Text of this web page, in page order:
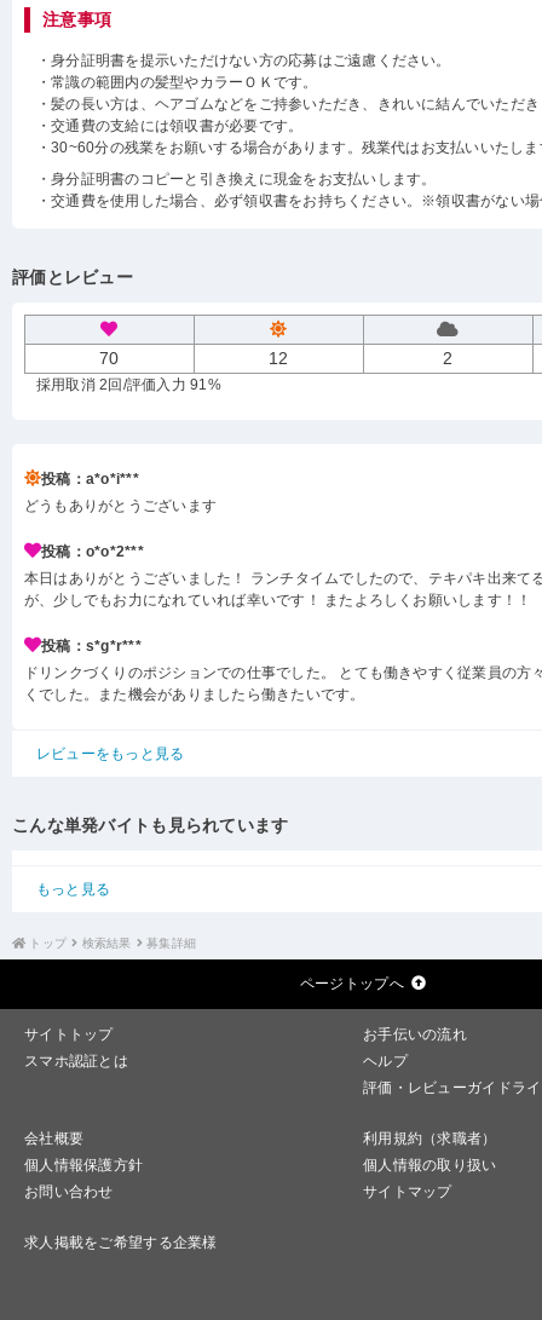
注意事項
・身分証明書を提示いただけない方の応募はご遠慮ください。
・常識の範囲内の髪型やカラーＯＫです。
・髪の長い方は、ヘアゴムなどをご持参いただき、きれいに結んでいただ
・交通費の支給には領収書が必要です。
・30~60分の残業をお願いする場合があります。残業代はお支払いいたし
・身分証明書のコピーと引き換えに現金をお支払いします。
・交通費を使用した場合、必ず領収書をお持ちください。※領収書がない
評価とレビュー
70 12 2
採用取消 2回 /評価入力 91%
投稿：a*o*i***
どうもありがとうございます
投稿：o*o*2***
本日はありがとうございました！ ランチタイムでしたので、テキパキ出来て
が、少しでもお力になれていれば幸いです！ またよろしくお願いします！！
投稿：s*g*r***
ドリンクづくりのポジションでの仕事でした。 とても働きやすく従業員の方
くでした。また機会がありましたら働きたいです。
レビューをもっと見る
こんな単発バイトも見られています
もっと見る
トップ 検索結果 募集詳細
ページトップへ
サイトトップ
お手伝いの流れ
スマホ認証とは
ヘルプ
評価・レビューガイドラ
会社概要
利用規約（求職者）
個人情報保護方針
個人情報の取り扱い
お問い合わせ
サイトマップ
求人掲載をご希望する企業様